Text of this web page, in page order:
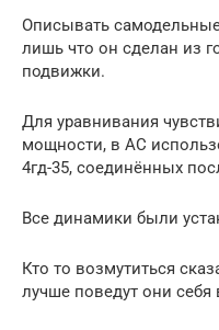
Описывать
лишь что он сделан из
подвижки.
Для уравнивания
мощности, в АС
4гд-35, соединённых
Все динамики были
Кто то возмутиться
лучше поведут они